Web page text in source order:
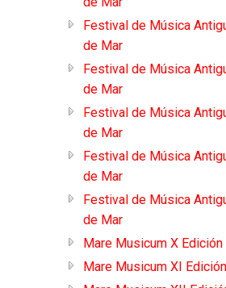
Festival de Música
de Mar
Festival de Música
de Mar
Festival de Música
de Mar
Festival de Música
de Mar
Festival de Música
de Mar
Mare Musicum X
Mare Musicum XI